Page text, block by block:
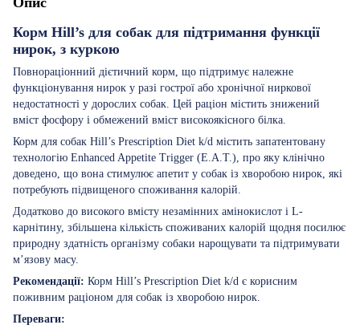
Корм Hill’s для собак для підтримання функції
нирок, з куркою
Повнораціонний дієтичний корм, що підтримує належне
функціонування нирок у разі гострої або хронічної ниркової
недостатності у дорослих собак. Цей раціон містить знижений
вміст фосфору і обмежений вміст високоякісного білка.
Корм для собак Hill’s Prescription Diet k/d містить запатентовану
технологію Enhanced Appetite Trigger (E.A.T.), про яку клінічно
доведено, що вона стимулює апетит у собак із хворобою нирок, які
потребують підвищеного споживання калорій.
Додатково до високого вмісту незамінних амінокислот і L-
карнітину, збільшена кількість споживаних калорій щодня посилює
природну здатність організму собаки нарощувати та підтримувати
м’язову масу.
Рекомендації: Корм Hill’s Prescription Diet k/d є корисним
поживним раціоном для собак із хворобою нирок.
Переваги: